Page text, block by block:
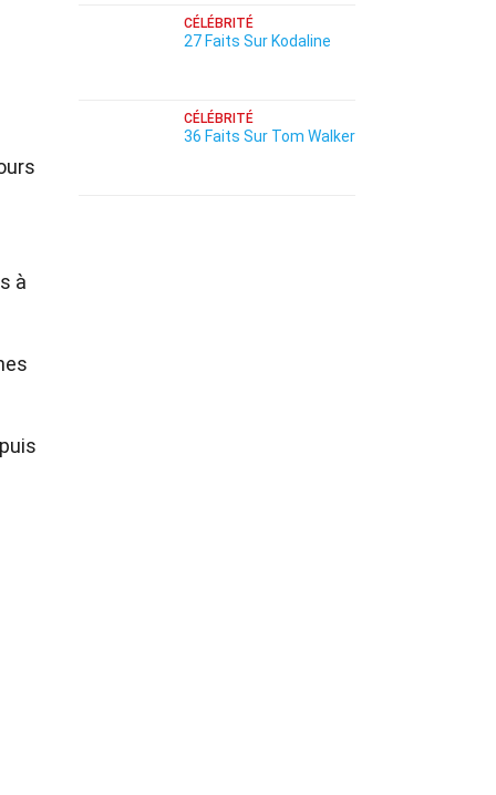
à
CÉLÉBRITÉ
27 Faits Sur Kodaline
CÉLÉBRITÉ
36 Faits Sur Tom Walker